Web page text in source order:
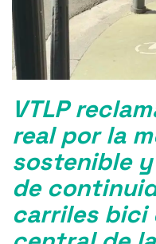
VTLP
real por la
sostenible
de
carriles bici